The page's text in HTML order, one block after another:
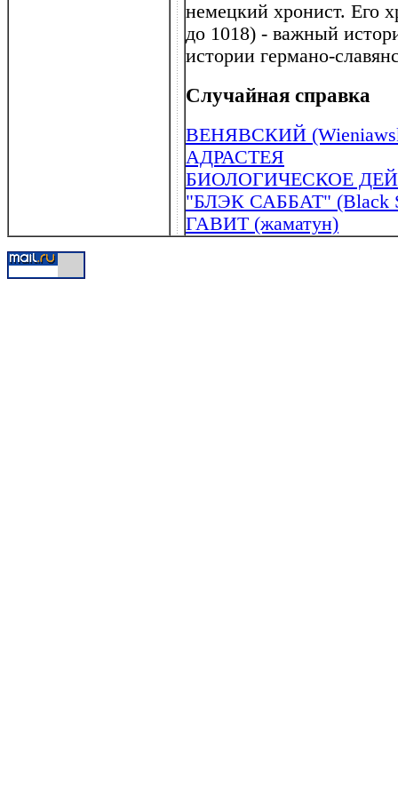
немецкий хронист. Его
до 1018) - важный
истории германо-
Случайная справка
ВЕНЯВСКИЙ
АДРАСТЕЯ
БИОЛОГИЧЕСКОЕ
"БЛЭК САББАТ" (Black
ГАВИТ (жаматун)